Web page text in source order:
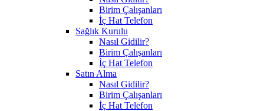
Birim Çalışanları
İç Hat Telefon
Sağlık Kurulu
Nasıl Gidilir?
Birim Çalışanları
İç Hat Telefon
Satın Alma
Nasıl Gidilir?
Birim Çalışanları
İç Hat Telefon